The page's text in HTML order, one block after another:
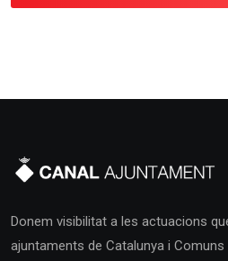
Donem visibilitat a les actuacions
ajuntaments de Catalunya i Comuns